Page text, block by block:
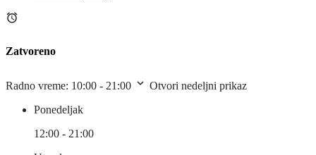
Zatvoreno
Radno vreme: 10:00 - 21:00
Otvori nedeljni prikaz
Ponedeljak
12:00 - 21:00